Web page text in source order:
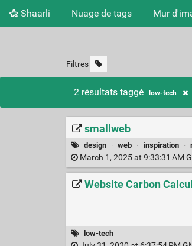
Shaarli Nuage de tags Mur
Filtres
2 résultats taggé low-tech
smallweb
design · web · inspiration ·
March 1, 2025 at 9:33:31 AM
Website Carbon
low-tech